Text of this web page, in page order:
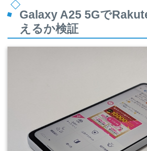
Galaxy A25 5Gで
えるか検証